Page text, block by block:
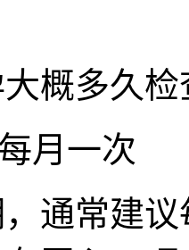
多久检
月一次
常建议